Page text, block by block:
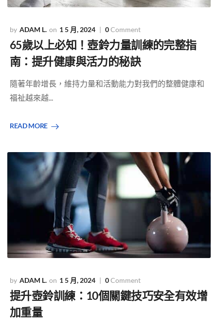
ADAM L. 1 5 月, 2024 0Comment
65歲以上必知！壺鈴力量訓練的完整指
南：提升健康與活力的秘訣
隨著年齡增長，維持力量和活動能力對我們的整體健康和
福祉越來越...
READ MORE
ADAM L. 1 5 月, 2024 0Comment
提升壺鈴訓練：10個關鍵技巧安全有效增
加重量